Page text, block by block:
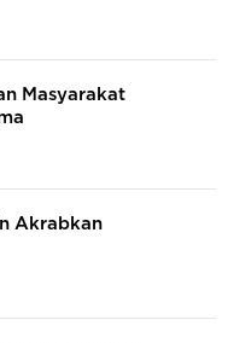
Masyarakat
Akrabkan